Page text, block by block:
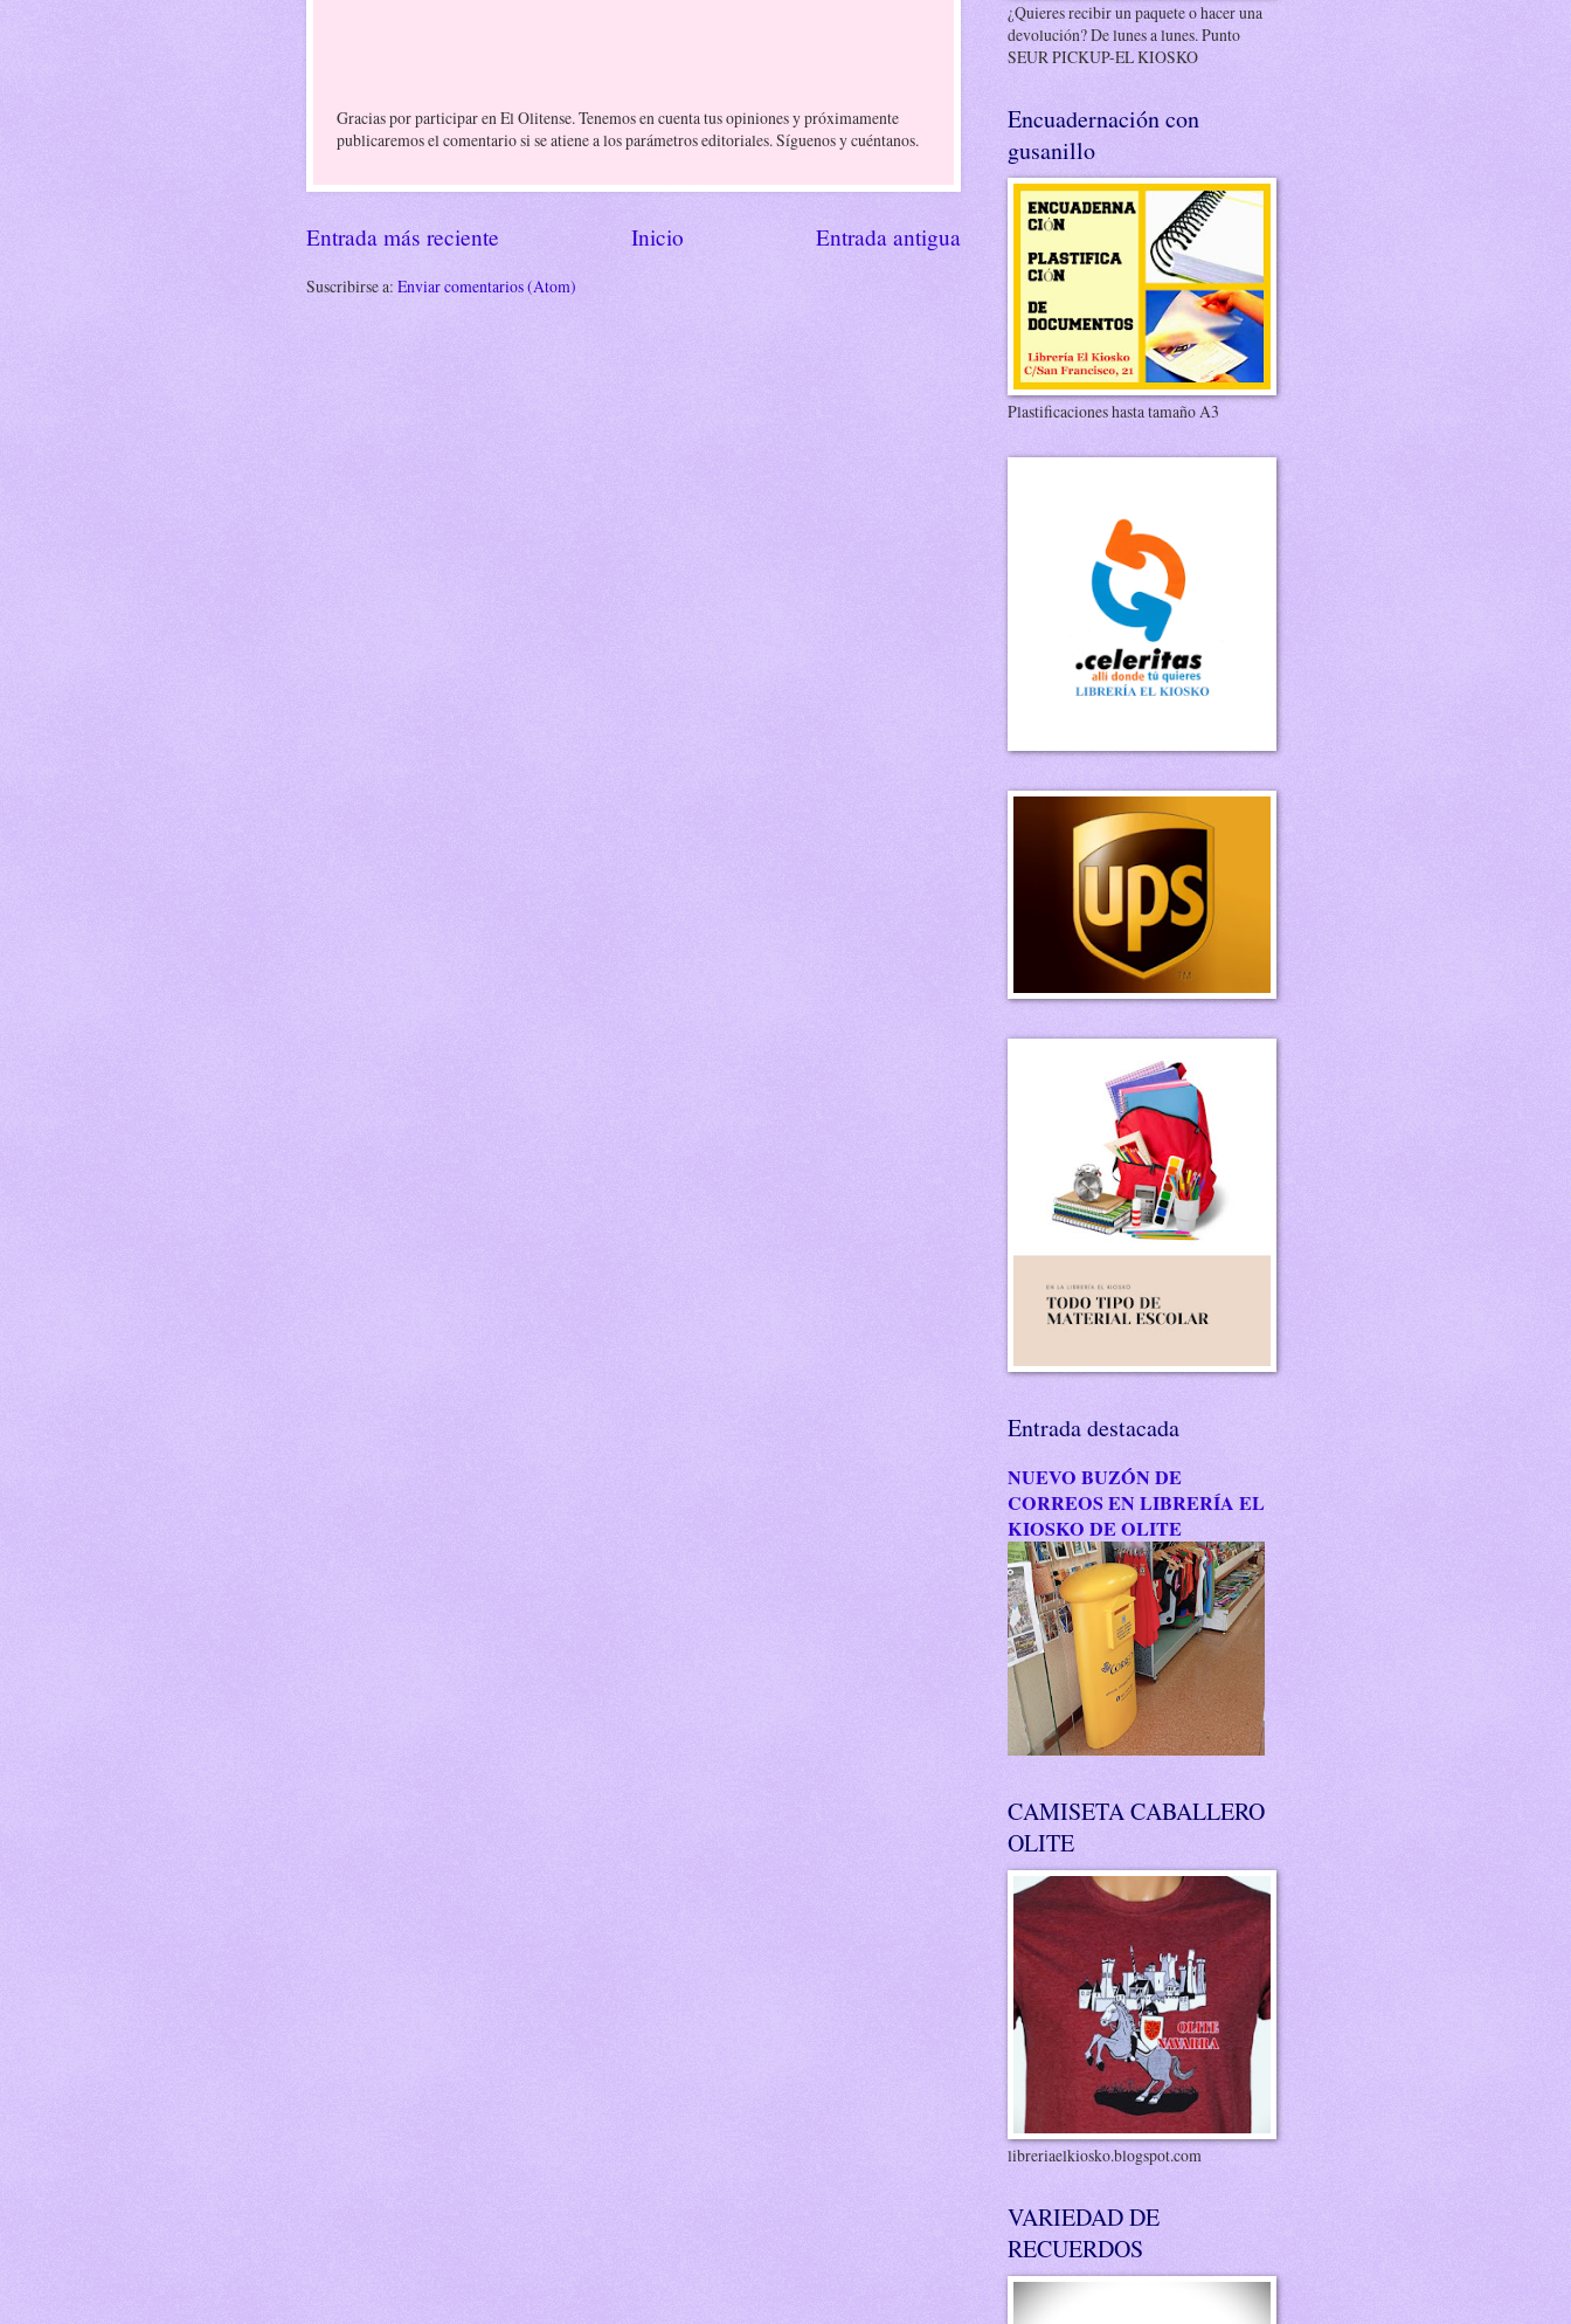
Gracias por participar en El Olitense. Tenemos en cuenta tus opiniones y próximamente
publicaremos el comentario si se atiene a los parámetros editoriales. Síguenos y cuéntanos.
Entrada más reciente Entrada antigua
Inicio
Suscribirse a: Enviar comentarios (Atom)
¿Quieres recibir un paquete o hacer una
devolución? De lunes a lunes. Punto
SEUR PICKUP-EL KIOSKO
Encuadernación con
gusanillo
Plastificaciones hasta tamaño A3
Entrada destacada
NUEVO BUZÓN DE
CORREOS EN LIBRERÍA EL
KIOSKO DE OLITE
CAMISETA CABALLERO
OLITE
libreriaelkiosko.blogspot.com
VARIEDAD DE
RECUERDOS